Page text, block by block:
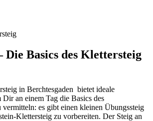
Die Basics des Klettersteig
in Berchtesgaden bietet ideale
Dir an einem Tag die Basics des
vermitteln: es gibt einen kleinen Übungssteig
Klettersteig zu vorbereiten. Der Steig an